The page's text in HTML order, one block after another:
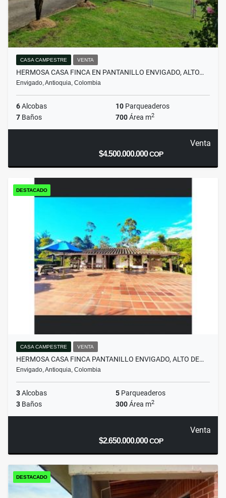
CASA CAMPESTRE VENTA
HERMOSA CASA FINCA EN PANTANILLO ENVIGADO, ALTO…
Envigado, Antioquia, Colombia
6Alcobas 10 Parqueaderos
7 Baños 700Área m2
Venta
$4.500.000.000COP
DESTACADO
CASA CAMPESTRE VENTA
HERMOSA CASA FINCA PANTANILLO ENVIGADO, ALTO DE…
Envigado, Antioquia, Colombia
3Alcobas 5 Parqueaderos
3 Baños 300Área m2
Venta
$2.650.000.000COP
DESTACADO